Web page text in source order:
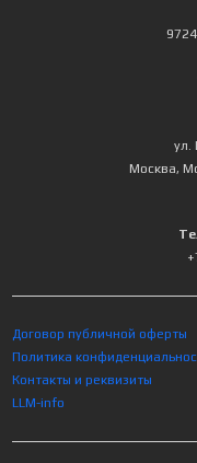
ул.
Москва,
Договор публичной оферты
Политика
Контакты и реквизиты
LLM-info